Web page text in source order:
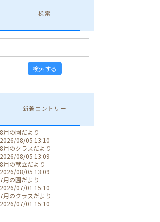
検索
新着エントリー
8月の園だより
2026/08/05 13:10
8月のクラスだより
2026/08/05 13:09
8月の献立だより
2026/08/05 13:09
7月の園だより
2026/07/01 15:10
7月のクラスだより
2026/07/01 15:10